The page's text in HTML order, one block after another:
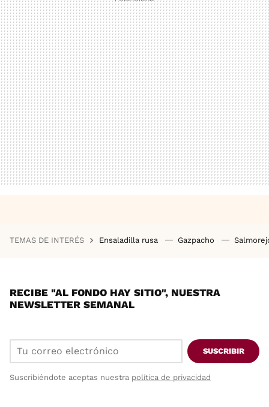
TEMAS DE INTERÉS Ensaladilla rusa Gazpacho
RECIBE "AL FONDO HAY SITIO", NUESTRA
NEWSLETTER SEMANAL
SUSCRIBIR
Suscribiéndote aceptas nuestra política de privacidad